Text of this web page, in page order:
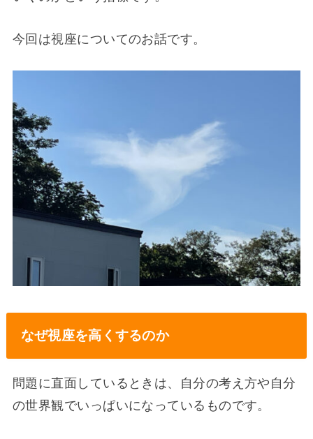
今回は視座についてのお話です。
なぜ視座を高くするのか
問題に直面しているときは、自分の考え方や自分
の世界観でいっぱいになっているものです。